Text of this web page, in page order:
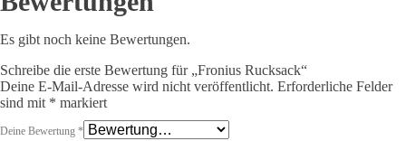
Es gibt noch keine Bewertungen.
Schreibe die erste Bewertung für „Fronius Rucksack“
Deine E-Mail-Adresse wird nicht veröffentlicht. Erforderliche Felder
sind mit * markiert
Deine Bewertung *